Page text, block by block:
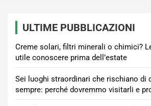
ULTIME PUBBLICAZIONI
Creme solari, filtri minerali o chimici?
utile conoscere prima dell’estate
Sei luoghi straordinari che rischiano di
sempre: perché dovremmo visitarli e